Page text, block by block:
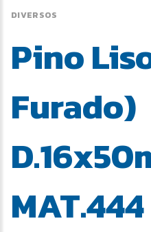
DIVERSOS
Pino
Furado)
MAT.444